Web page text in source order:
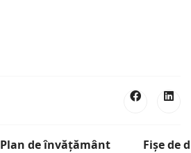
Plan de învățământ
Fișe de